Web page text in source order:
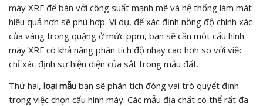
máy XRF để bàn với công suất mạnh mẽ và hệ thống làm mát
hiệu quả hơn sẽ phù hợp. Ví dụ, để xác định nồng độ chính xác
của vàng trong quặng ở mức ppm, bạn sẽ cần một cấu hình
máy XRF có khả năng phân tích độ nhạy cao hơn so với việc
chỉ xác định sự hiện diện của sắt trong mẫu đất.
Thứ hai, loại mẫu bạn sẽ phân tích đóng vai trò quyết định
trong việc chọn cấu hình máy. Các mẫu địa chất có thể rất đa